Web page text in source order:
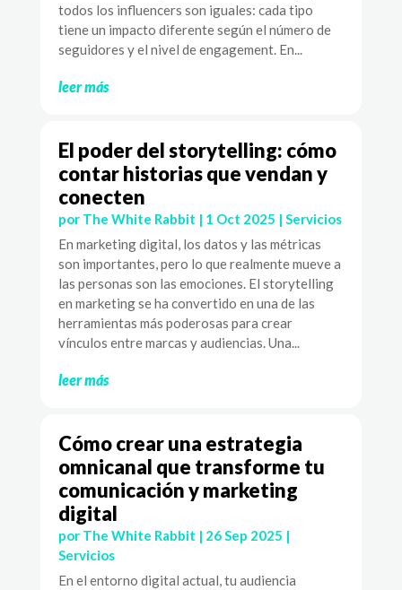
todos los influencers son iguales: cada tipo
tiene un impacto diferente según el número de
seguidores y el nivel de engagement. En...
leer más
El poder del storytelling: cómo
contar historias que vendan y
conecten
por The White Rabbit | 1 Oct 2025 | Servicios
En marketing digital, los datos y las métricas
son importantes, pero lo que realmente mueve a
las personas son las emociones. El storytelling
en marketing se ha convertido en una de las
herramientas más poderosas para crear
vínculos entre marcas y audiencias. Una...
leer más
Cómo crear una estrategia
omnicanal que transforme tu
comunicación y marketing
digital
por The White Rabbit | 26 Sep 2025 |
Servicios
En el entorno digital actual, tu audiencia